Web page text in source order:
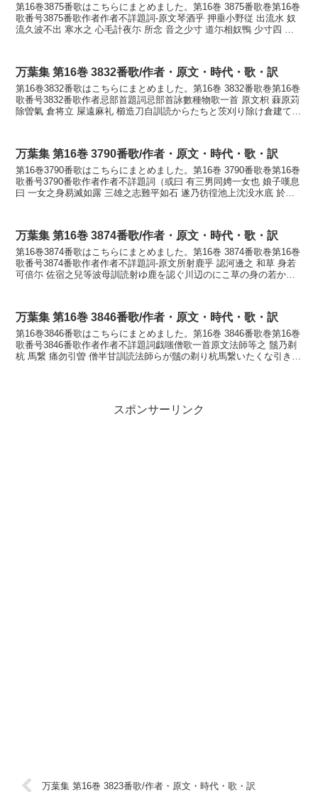
第16巻3875番歌はこちらにまとめました。第16巻 3875番歌巻第16巻
歌番号3875番歌作者作者不詳題詞-原文琴酒乎 押垂小野従 出流水 奴
流久波不出 寒水之 心毛計夜尓 所念 音之少寸 道尓相奴鴨 少寸四 道
万葉集 第16巻 3832番歌/作者・原文・時代・歌・訳
第16巻3832番歌はこちらにまとめました。第16巻 3832番歌巻第16巻
歌番号3832番歌作者忌部首題詞忌部首詠數種物歌一首 原文枳 蕀原苅
除曽氣 倉将立 屎遠麻礼 櫛造刀自訓読からたちと茨刈り除け倉建てむ
万葉集 第16巻 3790番歌/作者・原文・時代・歌・訳
第16巻3790番歌はこちらにまとめました。第16巻 3790番歌巻第16巻
歌番号3790番歌作者作者不詳題詞（或曰 有三男同娉一女也 娘子嘆息
曰 一女之身易滅如露 三雄之志難平如石 遂乃彷徨池上沈没水底 於時
万葉集 第16巻 3874番歌/作者・原文・時代・歌・訳
第16巻3874番歌はこちらにまとめました。第16巻 3874番歌巻第16巻
歌番号3874番歌作者作者不詳題詞-原文所射鹿乎 認河邊之 和草 身若
可倍尓 佐宿之兒等波母訓読射ゆ鹿を認ぐ川辺のにこ草の身の若かへ
万葉集 第16巻 3846番歌/作者・原文・時代・歌・訳
第16巻3846番歌はこちらにまとめました。第16巻 3846番歌巻第16巻
歌番号3846番歌作者作者不詳題詞戯嗤僧歌一首原文法師等之 鬚乃剃
杭 馬繋 痛勿引曽 僧半甘訓読法師らが鬚の剃り杭馬繋いたくな引きそ
スポンサーリンク
万葉集 第16巻 3823番歌/作者・原文・時代・歌・訳